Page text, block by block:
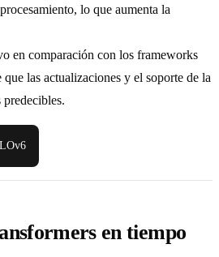
lo que aumenta la
en comparación con los frameworks
las actualizaciones y el soporte de la
predecibles.
en tiempo